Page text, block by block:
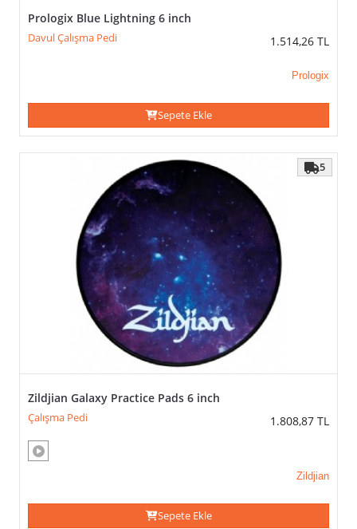
Prologix Blue Lightning 6 inch
Davul Çalışma Pedi 1.514,26 TL
Prologix
Sepete Ekle
5
Zildjian Galaxy Practice Pads 6 inch
Çalışma Pedi 1.808,87 TL
Zildjian
Sepete Ekle